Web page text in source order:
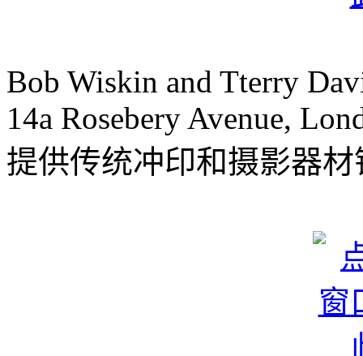
Bob Wiskin and Tterry
14a Rosebery Avenue,
提供传统冲印和摄影器